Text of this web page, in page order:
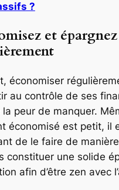
?
et épargnez
économiser
au contrôle de ses
la peur de manquer.
économisé est petit, il
de le faire de
constituer une solide
afin d’être zen avec